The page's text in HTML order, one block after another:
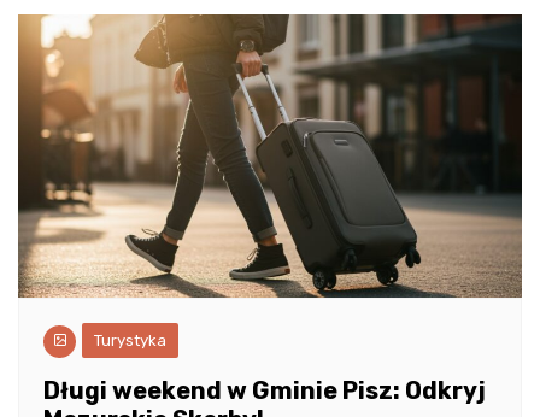
Turystyka
Długi weekend w Gminie Pisz: Odkryj